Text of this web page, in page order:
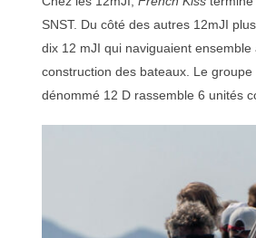
SNST. Du côté des autres 12mJI
dix 12 mJI qui naviguaient
construction des bateaux. Le
dénommé 12 D rassemble 6 unités